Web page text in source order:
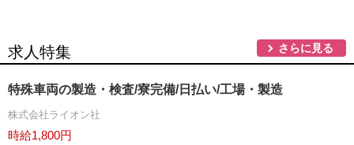
求人特集 さらに見る
特殊車両の製造・検査/寮完備/日払い/工場・製造
株式会社ライオン社
時給1,800円